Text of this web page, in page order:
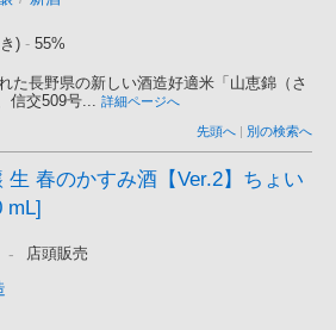
) - 55%
た長野県の新しい酒造好適米「山恵錦（さ
信交509号... 詳細ページへ
先頭へ | 別の検索へ
生 春のかすみ酒【Ver.2】ちょい
mL]
- 店頭販売